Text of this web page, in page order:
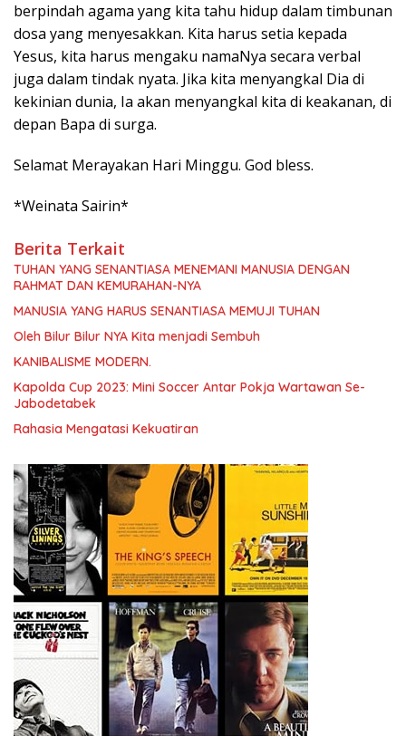
berpindah agama yang kita tahu hidup dalam timbunan
dosa yang menyesakkan. Kita harus setia kepada
Yesus, kita harus mengaku namaNya secara verbal
juga dalam tindak nyata. Jika kita menyangkal Dia di
kekinian dunia, Ia akan menyangkal kita di keakanan, di
depan Bapa di surga.
Selamat Merayakan Hari Minggu. God bless.
*Weinata Sairin*
Berita Terkait
TUHAN YANG SENANTIASA MENEMANI MANUSIA DENGAN
RAHMAT DAN KEMURAHAN-NYA
MANUSIA YANG HARUS SENANTIASA MEMUJI TUHAN
Oleh Bilur Bilur NYA Kita menjadi Sembuh
KANIBALISME MODERN.
Kapolda Cup 2023: Mini Soccer Antar Pokja Wartawan Se-
Jabodetabek
Rahasia Mengatasi Kekuatiran